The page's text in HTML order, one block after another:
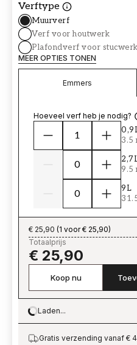
Verftype
Muurverf
Verf voor houtwerk
Plafondverf voor
MEER OPTIES TONEN
Emmers
Hoeveel verf heb je nodig?
3.5
9.5
9L
€ 25,90 (1 voor € 25,90)
Totaalprijs
€ 25,90
Koop nu
Loading…
Laden...
Gratis verzending vanaf €